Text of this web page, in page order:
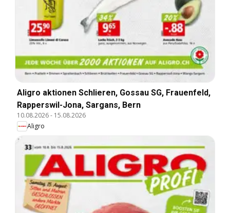
Aligro aktionen Schlieren, Gossau SG, Frauenfeld,
Rapperswil-Jona, Sargans, Bern
10.08.2026- 15.08.2026
Aligro